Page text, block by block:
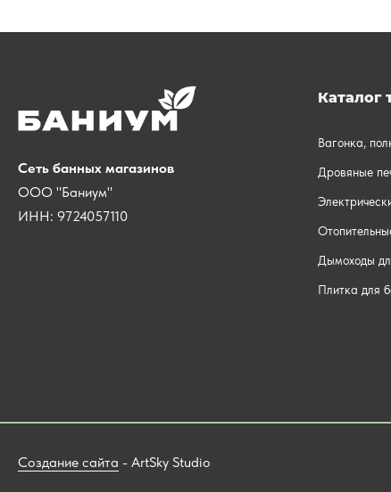
Сеть банных магазинов
ООО "Баниум"
ИНН: 9724057110
Каталог
Вагонка,
Дровяные
Дымоходы
Плитка для
Создание сайта - ArtSky Studio